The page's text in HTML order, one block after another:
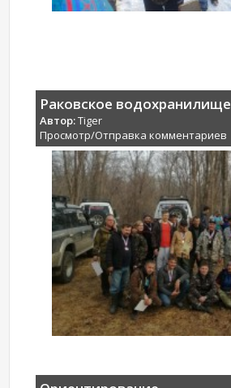
Раковское водохранилище
Автор:Tiger
Просмотр/Отправка комментариев